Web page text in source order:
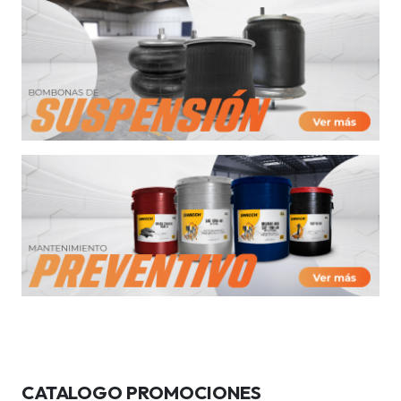
CATALOGO PROMOCIONES